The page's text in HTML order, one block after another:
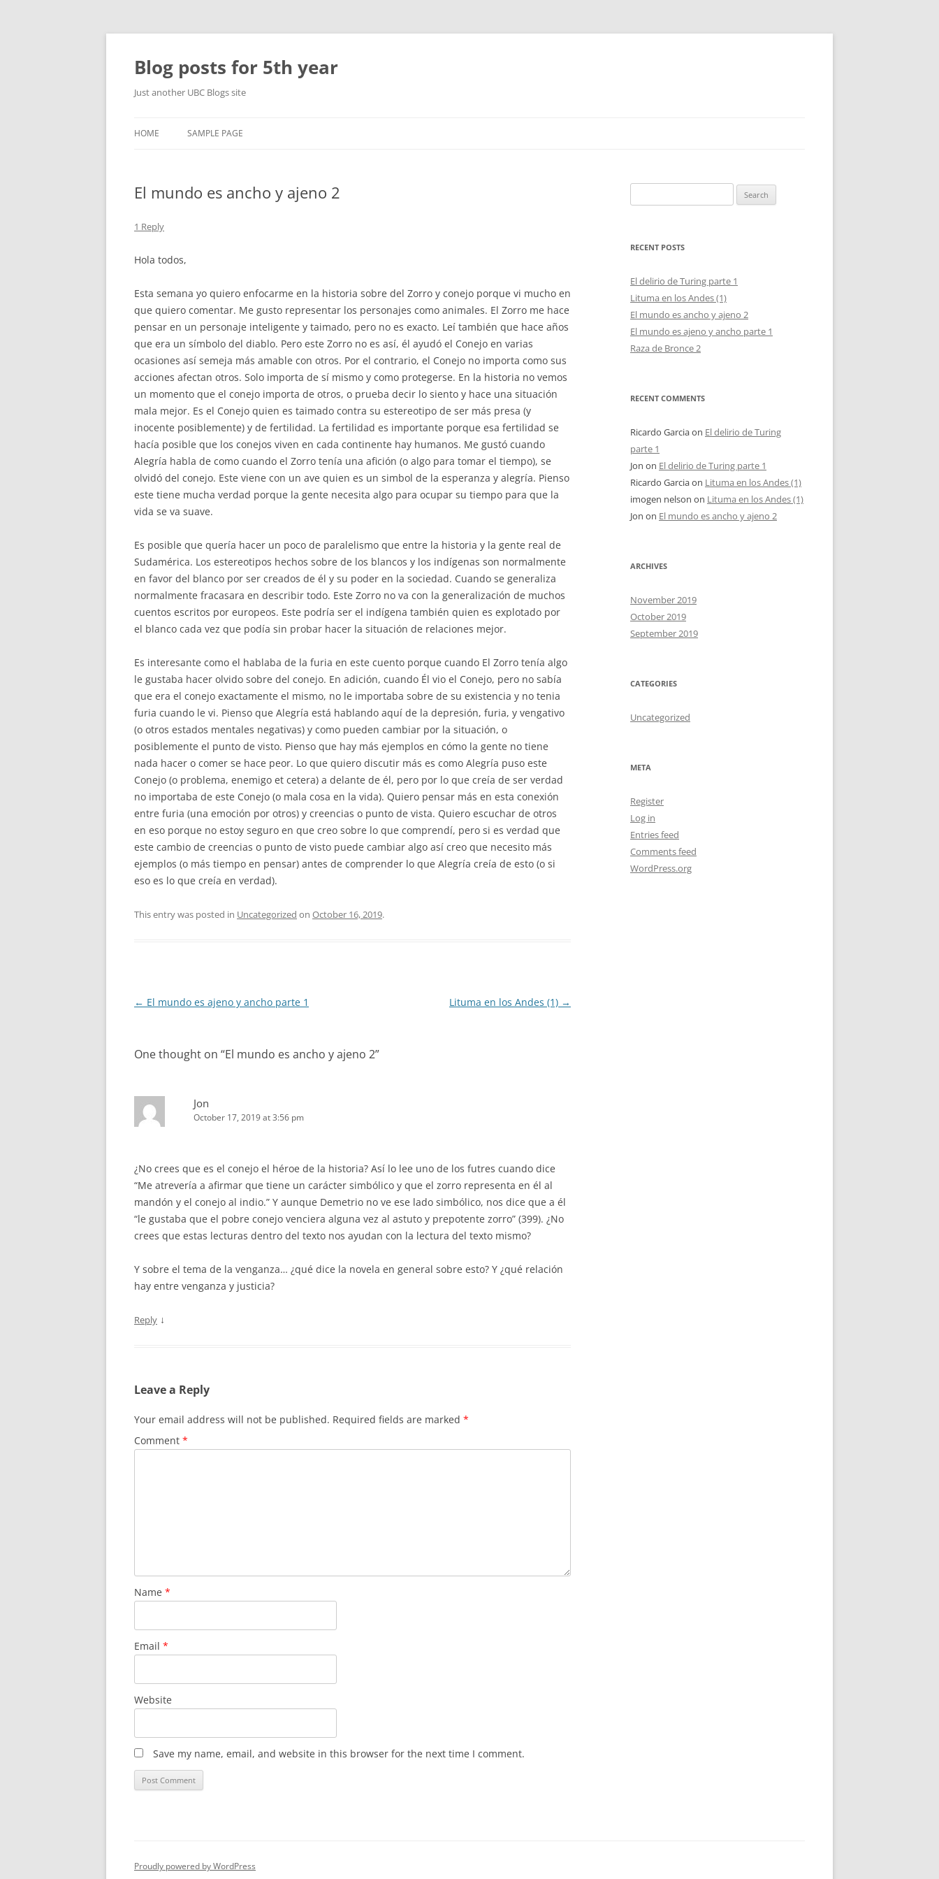
Skip
content
Blog posts for 5th year
Just another UBC Blogs site
HOME SAMPLE PAGE
El mundo es ancho y ajeno 2
1 Reply
Hola todos,
Esta semana yo quiero enfocarme en la historia sobre del Zorro y conejo porque vi mucho en
que quiero comentar. Me gusto representar los personajes como animales. El Zorro me hace
pensar en un personaje inteligente y taimado, pero no es exacto. Leí también que hace años
que era un símbolo del diablo. Pero este Zorro no es así, él ayudó el Conejo en varias
ocasiones así semeja más amable con otros. Por el contrario, el Conejo no importa como sus
acciones afectan otros. Solo importa de sí mismo y como protegerse. En la historia no vemos
un momento que el conejo importa de otros, o prueba decir lo siento y hace una situación
mala mejor. Es el Conejo quien es taimado contra su estereotipo de ser más presa (y
inocente posiblemente) y de fertilidad. La fertilidad es importante porque esa fertilidad se
hacía posible que los conejos viven en cada continente hay humanos. Me gustó cuando
Alegría habla de como cuando el Zorro tenía una afición (o algo para tomar el tiempo), se
olvidó del conejo. Este viene con un ave quien es un simbol de la esperanza y alegría. Pienso
este tiene mucha verdad porque la gente necesita algo para ocupar su tiempo para que la
vida se va suave.
Es posible que quería hacer un poco de paralelismo que entre la historia y la gente real de
Sudamérica. Los estereotipos hechos sobre de los blancos y los indígenas son normalmente
en favor del blanco por ser creados de él y su poder en la sociedad. Cuando se generaliza
normalmente fracasara en describir todo. Este Zorro no va con la generalización de muchos
cuentos escritos por europeos. Este podría ser el indígena también quien es explotado por
el blanco cada vez que podía sin probar hacer la situación de relaciones mejor.
Es interesante como el hablaba de la furia en este cuento porque cuando El Zorro tenía algo
le gustaba hacer olvido sobre del conejo. En adición, cuando Él vio el Conejo, pero no sabía
que era el conejo exactamente el mismo, no le importaba sobre de su existencia y no tenia
furia cuando le vi. Pienso que Alegría está hablando aquí de la depresión, furia, y vengativo
(o otros estados mentales negativas) y como pueden cambiar por la situación, o
posiblemente el punto de visto. Pienso que hay más ejemplos en cómo la gente no tiene
nada hacer o comer se hace peor. Lo que quiero discutir más es como Alegría puso este
Conejo (o problema, enemigo et cetera) a delante de él, pero por lo que creía de ser verdad
no importaba de este Conejo (o mala cosa en la vida). Quiero pensar más en esta conexión
entre furia (una emoción por otros) y creencias o punto de vista. Quiero escuchar de otros
en eso porque no estoy seguro en que creo sobre lo que comprendí, pero si es verdad que
este cambio de creencias o punto de visto puede cambiar algo así creo que necesito más
ejemplos (o más tiempo en pensar) antes de comprender lo que Alegría creía de esto (o si
eso es lo que creía en verdad).
This entry was posted in Uncategorized on October 16, 2019.
Post
← El mundo es ajeno y ancho parte 1 Lituma en los Andes (1) →
One thought on “El mundo es ancho y ajeno 2”
Jon
October 17, 2019 at 3:56 pm
¿No crees que es el conejo el héroe de la historia? Así lo lee uno de los futres cuando dice
“Me atrevería a afirmar que tiene un carácter simbólico y que el zorro representa en él al
mandón y el conejo al indio.” Y aunque Demetrio no ve ese lado simbólico, nos dice que a él
“le gustaba que el pobre conejo venciera alguna vez al astuto y prepotente zorro” (399). ¿No
crees que estas lecturas dentro del texto nos ayudan con la lectura del texto mismo?
Y sobre el tema de la venganza… ¿qué dice la novela en general sobre esto? Y ¿qué relación
hay entre venganza y justicia?
Reply ↓
Leave a Reply
Your email address will not be published. Required fields are marked *
Comment *
Name *
Email *
Website
Save my name, email, and website in this browser for the next time I comment.
for:
RECENT POSTS
El delirio de Turing parte 1
Lituma en los Andes (1)
El mundo es ancho y ajeno 2
El mundo es ajeno y ancho parte 1
Raza de Bronce 2
RECENT COMMENTS
Ricardo Garciaon El delirio de Turing
parte 1
Jon on El delirio de Turing parte 1
Ricardo Garciaon Lituma en los Andes (1)
imogen nelson on Lituma en los Andes (1)
Jon on El mundo es ancho y ajeno 2
ARCHIVES
November 2019
October 2019
September 2019
CATEGORIES
Uncategorized
META
Register
Log in
Entries feed
Comments feed
WordPress.org
Proudly powered by WordPress